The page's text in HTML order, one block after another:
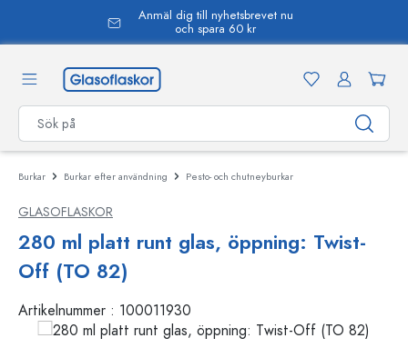
Anmäl dig till nyhetsbrevet nu
och spara 60 kr
Burkar Burkar efter användning Pesto- och chutneyburkar
GLASOFLASKOR
280 ml platt runt glas, öppning: Twist-
Off (TO 82)
Artikelnummer : 100011930